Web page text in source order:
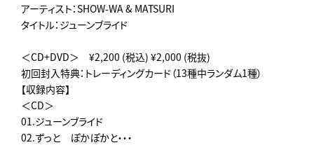
アーティスト：SHOW-WA & MATSURI
タイトル：ジューンブライド
＜CD+DVD＞ ¥2,200 (税込) ¥2,000 (税抜)
初回封入特典：トレーディングカード（13種中ランダム1種）
【収録内容】
＜CD＞
01.ジューンブライド
02.ずっと ぽかぽかと・・・